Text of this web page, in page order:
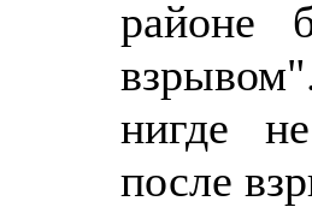
районе
нигде
после